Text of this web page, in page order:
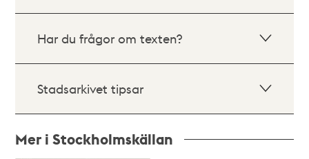
Har du frågor om texten?
Stadsarkivet tipsar
Mer i Stockholmskällan